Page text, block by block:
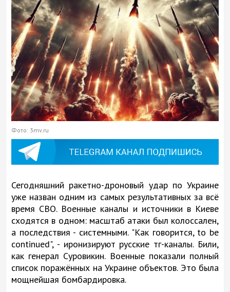
Фото: 3mv.ru
Сегодняшний ракетно-дроновый удар по Украине
уже назван одним из самых результативных за всё
время СВО. Военные каналы и источники в Киеве
сходятся в одном: масштаб атаки был колоссален,
а последствия - системными. "Как говорится, to be
continued", - иронизируют русские тг-каналы. Били,
как генерал Суровикин. Военные показали полный
список поражённых на Украине объектов. Это была
мощнейшая бомбардировка.